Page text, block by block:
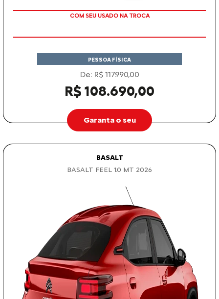
TAXA ZERO EM 12X
PESSOA FÍSICA
De: R$ 117.990,00
R$ 108.690,00
Garanta o seu
BASALT
BASALT FEEL 1.0 MT 2026